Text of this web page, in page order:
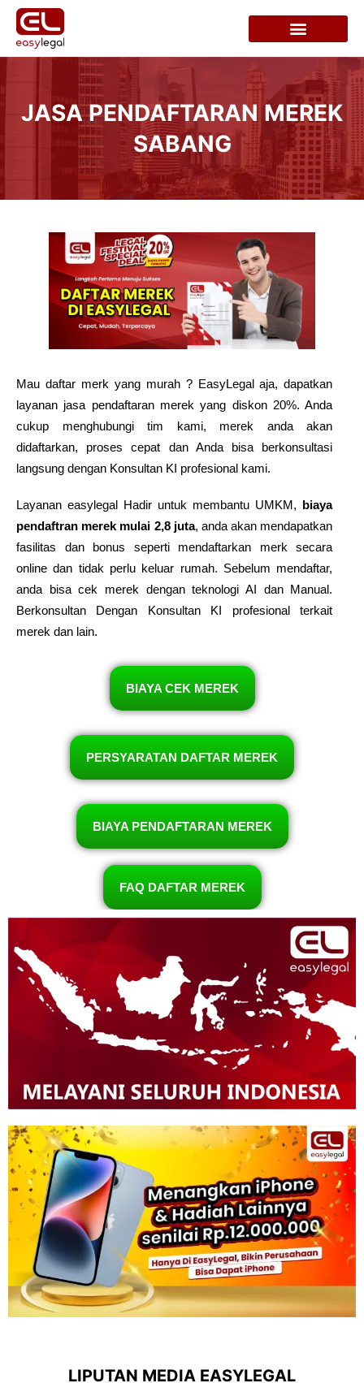
JASA PENDAFTARAN MEREK
SABANG
Mau daftar merk yang murah ? EasyLegal aja, dapatkan
layanan jasa pendaftaran merek yang diskon 20%. Anda
cukup menghubungi tim kami, merek anda akan
didaftarkan, proses cepat dan Anda bisa berkonsultasi
langsung dengan Konsultan KI profesional kami.
Layanan easylegal Hadir untuk membantu UMKM, biaya
pendaftran merek mulai 2,8 juta, anda akan mendapatkan
fasilitas dan bonus seperti mendaftarkan merk secara
online dan tidak perlu keluar rumah. Sebelum mendaftar,
anda bisa cek merek dengan teknologi AI dan Manual.
Berkonsultan Dengan Konsultan KI profesional terkait
merek dan lain.
BIAYA CEK MEREK
PERSYARATAN DAFTAR MEREK
BIAYA PENDAFTARAN MEREK
FAQ DAFTAR MEREK
LIPUTAN MEDIA EASYLEGAL